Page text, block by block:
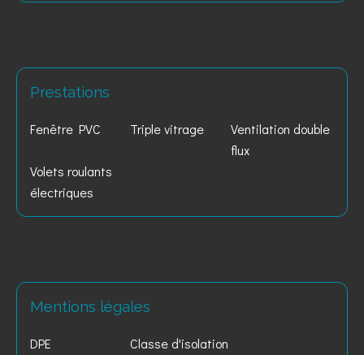
Prestations
Fenêtre PVC Triple vitrage
Ventilation double
flux
Volets roulants
électriques
Mentions légales
DPE
Classe d'isolation